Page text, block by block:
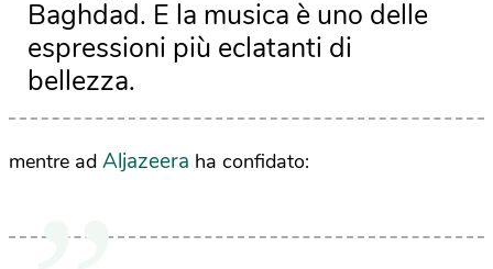
Baghdad. E la musica è uno delle
espressioni più eclatanti di
bellezza.
mentre ad Aljazeera ha confidato: